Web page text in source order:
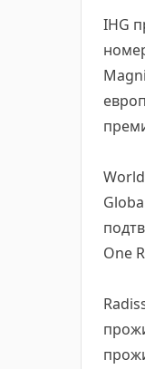
IHG
One